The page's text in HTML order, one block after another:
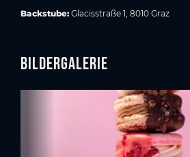
Backstube: Glacisstraße 1, 8010 Graz
Bildergalerie